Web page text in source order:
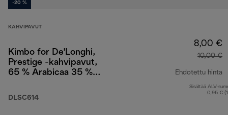
-20 %
KAHVIPAVUT
Kimbo for De'Longhi,
Prestige -kahvipavut,
65 % Arabicaa 35 %
DLSC614
8,00 €
10,00 €
Ehdotettu hinta
Sisältää ALV-
0,95 €